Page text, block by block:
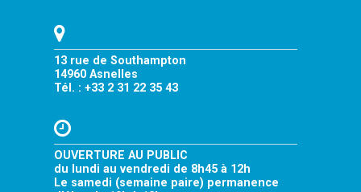
13 rue de Southampton
14960 Asnelles
Tél. : +33 2 31 22 35 43
OUVERTURE AU PUBLIC
du lundi au vendredi de 8h45 à 12h
Le samedi (semaine paire) permanence